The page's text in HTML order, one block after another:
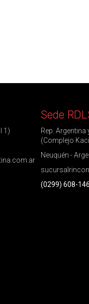
1)
Sede
Rep. Argentina
(Complejo
Neuquén -
(0299) 608-